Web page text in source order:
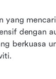
yang
dengan
berkuasa